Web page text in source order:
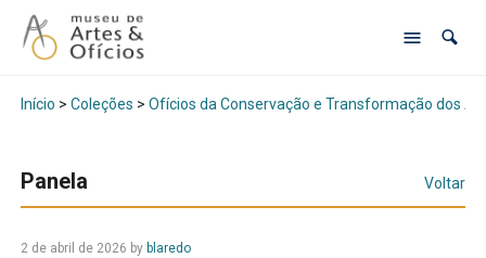
Início > Coleções > Ofícios da Conservação e Transformação dos
Panela Voltar
2 de abril de 2026 by blaredo